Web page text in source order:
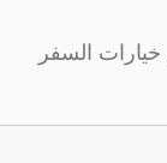
السفر